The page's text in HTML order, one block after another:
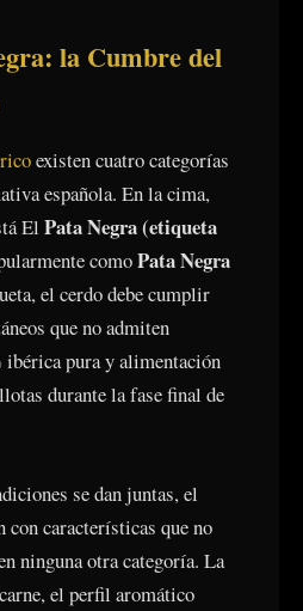
la Cumbre del
existen cuatro categorías
española. En la cima,
El Pata Negra (etiqueta
comoPata Negra
el cerdo debe cumplir
que no admiten
ibérica pura y alimentación
durante la fase final de
se dan juntas, el
con características que no
ninguna otra categoría. La
el perfil aromático